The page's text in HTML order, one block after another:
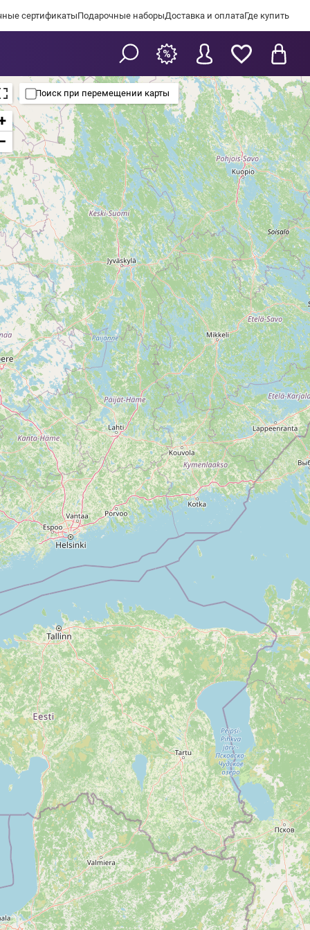
сертификатыПодарочные наборыДоставка и оплатаГде купить
Поиск при перемещении карты